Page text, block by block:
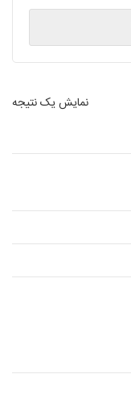
نمایش یک نتیجه